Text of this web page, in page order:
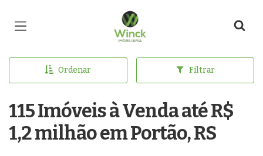
Página inicial
Ordenar Filtrar
115 Imóveis à Venda até R$
1,2 milhão em Portão, RS